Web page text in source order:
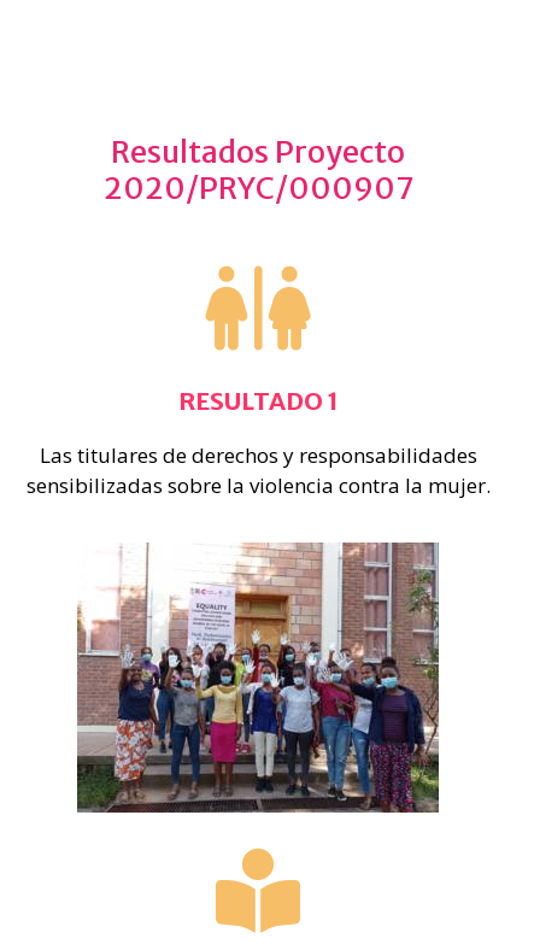
Resultados Proyecto
2020/PRYC/000907
RESULTADO 1
Las titulares de derechos y responsabilidades
sensibilizadas sobre la violencia contra la mujer.